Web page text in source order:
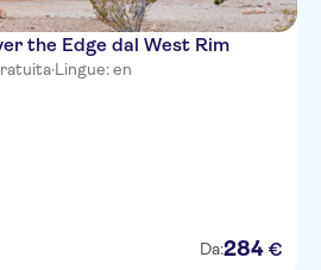
the Edge dal West Rim
·Lingue: en
Da:284 €